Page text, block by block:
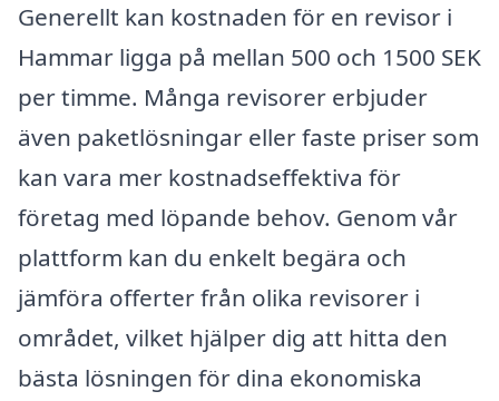
Generellt kan kostnaden för en revisor i
Hammar ligga på mellan 500 och 1500 SEK
per timme. Många revisorer erbjuder
även paketlösningar eller faste priser som
kan vara mer kostnadseffektiva för
företag med löpande behov. Genom vår
plattform kan du enkelt begära och
jämföra offerter från olika revisorer i
området, vilket hjälper dig att hitta den
bästa lösningen för dina ekonomiska